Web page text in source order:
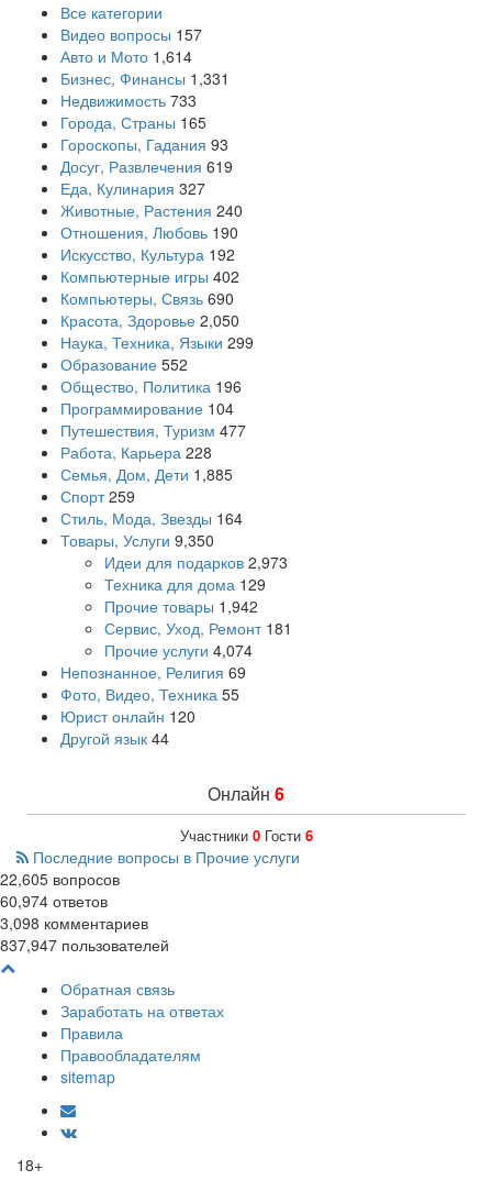
Все категории
Видео вопросы 157
Авто и Мото 1,614
Бизнес, Финансы 1,331
Недвижимость 733
Города, Страны 165
Гороскопы, Гадания 93
Досуг, Развлечения 619
Еда, Кулинария 327
Животные, Растения 240
Отношения, Любовь 190
Искусство, Культура 192
Компьютерные игры 402
Компьютеры, Связь 690
Красота, Здоровье 2,050
Наука, Техника, Языки 299
Образование 552
Общество, Политика 196
Программирование 104
Путешествия, Туризм 477
Работа, Карьера 228
Семья, Дом, Дети 1,885
Спорт 259
Стиль, Мода, Звезды 164
Товары, Услуги 9,350
Идеи для подарков 2,973
Техника для дома 129
Прочие товары 1,942
Сервис, Уход, Ремонт 181
Прочие услуги 4,074
Непознанное, Религия 69
Фото, Видео, Техника 55
Юрист онлайн 120
Другой язык 44
Онлайн 6
Участники 0Гости 6
Последние вопросы в Прочие услуги
22,605 вопросов
60,974 ответов
3,098 комментариев
837,947 пользователей
Обратная связь
Заработать на ответах
Правила
Правообладателям
sitemap
18+